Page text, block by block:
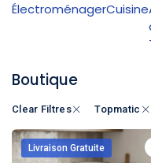
ÉlectroménagerCuisine
Boutique
Clear Filtres Topmatic
Livraison Gratuite